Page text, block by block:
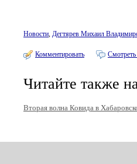
Новости, Дегтярев Михаил
Комментировать
Читайте также
Вторая волна Ковида в